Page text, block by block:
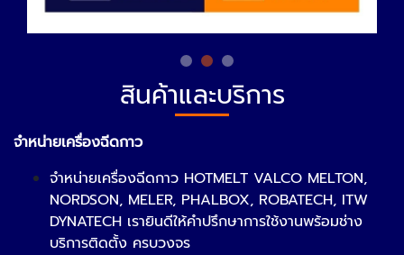
สินค้าและบริการ
จำหน่ายเครื่องฉีดกาว
จำหน่ายเครื่องฉีดกาว HOTMELT VALCO MELTON,
NORDSON, MELER, PHALBOX, ROBATECH, ITW
DYNATECH เรายินดีให้คำปรึกษาการใช้งานพร้อมช่าง
บริการติดตั้ง ครบวงจร